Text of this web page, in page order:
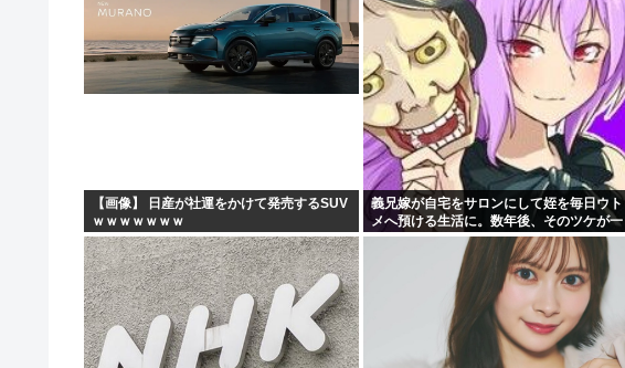
ゼレンスキー大統領、対日外交に不満か…大使らへ強化指示
【画像】椎名林檎（38）「チュートリアル徳井と対談か…ち...
【画像】木村沙織(39)の最新お●ぱいがガチでヤベえええ...
今日ガストで胸糞悪いことがあった→…カップルとバトルして...
【画像】“ルフィ”強盗事件、幹部の男に懲役20年の有罪判...
【悲報】医者「娘さん、ダウン症です」キラキラ女さん「人生...
【動画あり】女性のみの冒険者パーティ、バルンブルンすぎて...
【画像】 日産が社運をかけて発売するSUV
ｗｗｗｗｗｗｗ
義兄嫁が自宅をサロンにして姪を毎日ウト
メへ預ける生活に。数年後、そのツケが一
気に回ってきて…